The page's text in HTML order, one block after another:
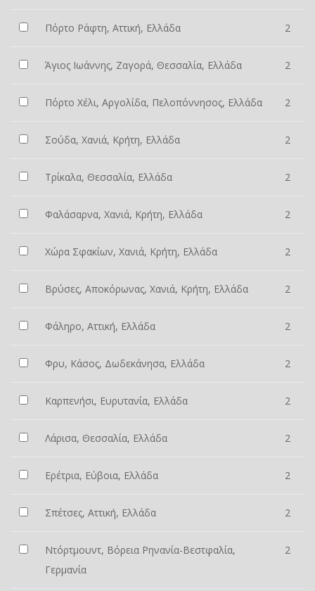
Πόρτο Ράφτη, Αττική, Ελλάδα 2
Άγιος Ιωάννης, Ζαγορά, Θεσσαλία, Ελλάδα 2
Πόρτο Χέλι, Αργολίδα, Πελοπόννησος, Ελλάδα 2
Σούδα, Χανιά, Κρήτη, Ελλάδα 2
Τρίκαλα, Θεσσαλία, Ελλάδα 2
Φαλάσαρνα, Χανιά, Κρήτη, Ελλάδα 2
Χώρα Σφακίων, Χανιά, Κρήτη, Ελλάδα 2
Βρύσες, Αποκόρωνας, Χανιά, Κρήτη, Ελλάδα 2
Φάληρο, Αττική, Ελλάδα 2
Φρυ, Κάσος, Δωδεκάνησα, Ελλάδα 2
Καρπενήσι, Ευρυτανία, Ελλάδα 2
Λάρισα, Θεσσαλία, Ελλάδα 2
Ερέτρια, Εύβοια, Ελλάδα 2
Σπέτσες, Αττική, Ελλάδα 2
Ντόρτμουντ, Βόρεια Ρηνανία-Βεστφαλία,
Γερμανία
2